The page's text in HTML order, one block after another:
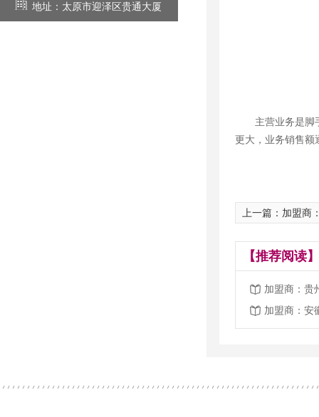
地址：太原市迎泽区贵通大厦
主营业务是脚
更大，业务销售额
上一篇：加盟商
【推荐阅读
加盟商：贵
加盟商：安